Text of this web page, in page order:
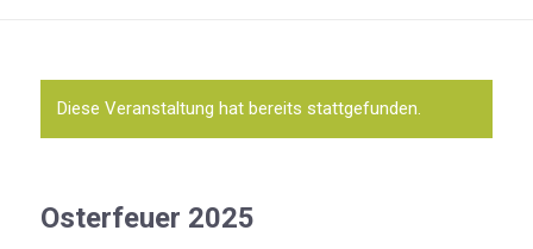
Diese Veranstaltung hat bereits stattgefunden.
Osterfeuer 2025